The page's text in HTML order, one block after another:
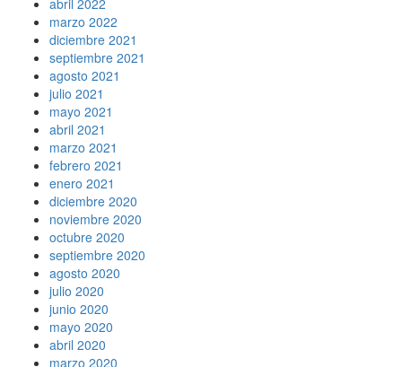
abril 2022
marzo 2022
diciembre 2021
septiembre 2021
agosto 2021
julio 2021
mayo 2021
abril 2021
marzo 2021
febrero 2021
enero 2021
diciembre 2020
noviembre 2020
octubre 2020
septiembre 2020
agosto 2020
julio 2020
junio 2020
mayo 2020
abril 2020
marzo 2020